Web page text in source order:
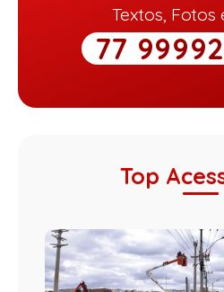
Textos, Fotos
77
Top